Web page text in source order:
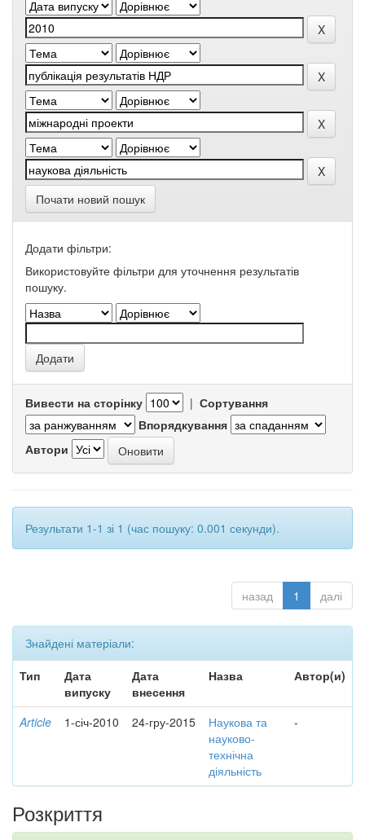
Почати новий пошук
Додати фільтри:
Використовуйте фільтри для уточнення результатів
пошуку.
Вивести на сторінку | Сортування
Впорядкування
Автори
Результати 1-1 зі 1 (час пошуку: 0.001 секунди).
назад 1 далі
Знайдені матеріали:
Тип
Дата
випуску
Дата
внесення
Назва Автор(и)
Article 1-січ-2010 24-гру-2015
Наукова та
науково-
технічна
діяльність
-
Розкриття